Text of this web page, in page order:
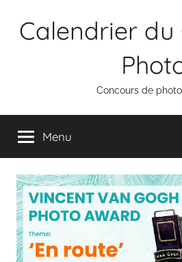
Calendrier du
Concours de
Menu